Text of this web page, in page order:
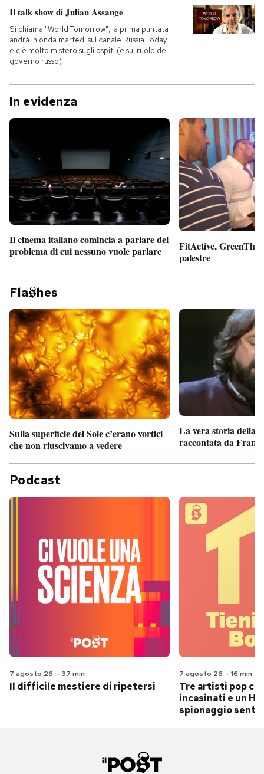
Il talk show di Julian Assange
Si chiama "World Tomorrow", la prima puntata
andrà in onda martedì sul canale Russia Today
e c'è molto mistero sugli ospiti (e sul ruolo del
governo russo)
In evidenza
Il cinema italiano comincia a parlare del
problema di cui nessuno vuole parlare
FitActive,
palestre
Fla hes
Sulla superficie del Sole c’erano vortici
che non riuscivamo a vedere
La vera storia della
raccontata da
Podcast
7 agosto 26 - 37 min
Il difficile mestiere di ripetersi
7 agosto 26 - 16 min
Tre artisti pop
incasinati e un
spionaggio